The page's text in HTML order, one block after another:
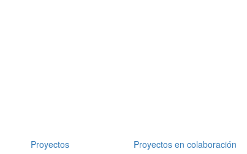
Proyectos Proyectos en colaboración